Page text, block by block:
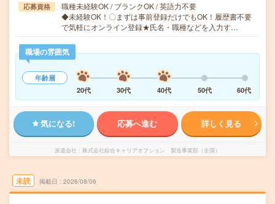
応募資格
職種未経験OK / ブランクOK / 英語力不要
◆未経験OK！〇まずは事前登録だけでもOK！履歴書不要
で気軽にオンライン登録★氏名・職種などを入力す…
職場の雰囲気
年齢層
20代
30代 40代 50代 60代
気になる! 応募へ進む 詳しく見る
派遣会社 株式会社綜合キャリアオプション 製造事業部（全国）
未読 掲載日 2026/08/06